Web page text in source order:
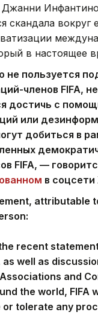
Джанни
скандала вокруг
в настоящее
не пользуется
членов FIFA,
достичь с
или
добиться в
FIFA, —
в
attributable
recent
as well as
and
the world, FIFA
tolerate any